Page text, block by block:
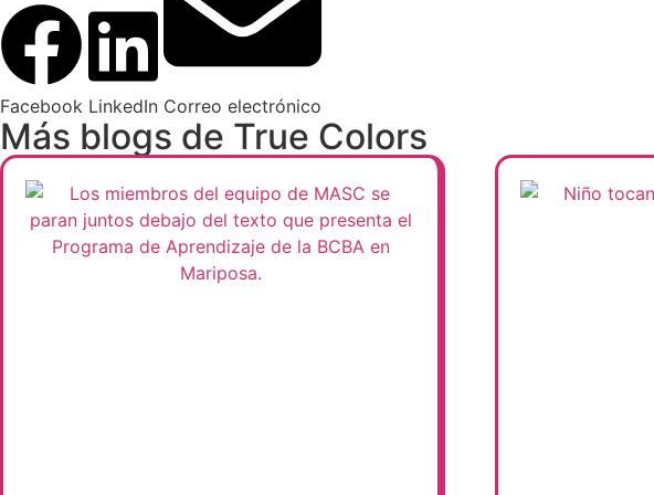
Facebook LinkedIn Correo electrónico
Más blogs de True Colors